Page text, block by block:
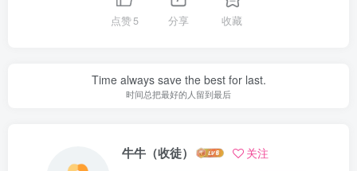
点赞5 分享 收藏
Time always save the best for last.
时间总把最好的人留到最后
牛牛（收徒） 关注